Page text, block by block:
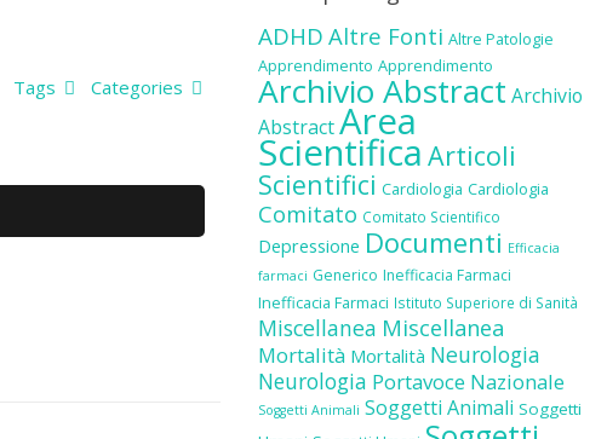
Categories
Tags
ADHD Altre Fonti Altre Patologie
Apprendimento Apprendimento
Archivio Abstract Archivio
AbstractArea
Scientifica Articoli
Scientifici Cardiologia Cardiologia
Comitato Comitato Scientifico
Depressione Documenti Efficacia
farmaci Generico Inefficacia Farmaci
Inefficacia Farmaci Istituto Superiore di Sanità
Miscellanea Miscellanea
Mortalità Mortalità Neurologia
Neurologia Portavoce Nazionale
Soggetti Animali Soggetti Animali Soggetti